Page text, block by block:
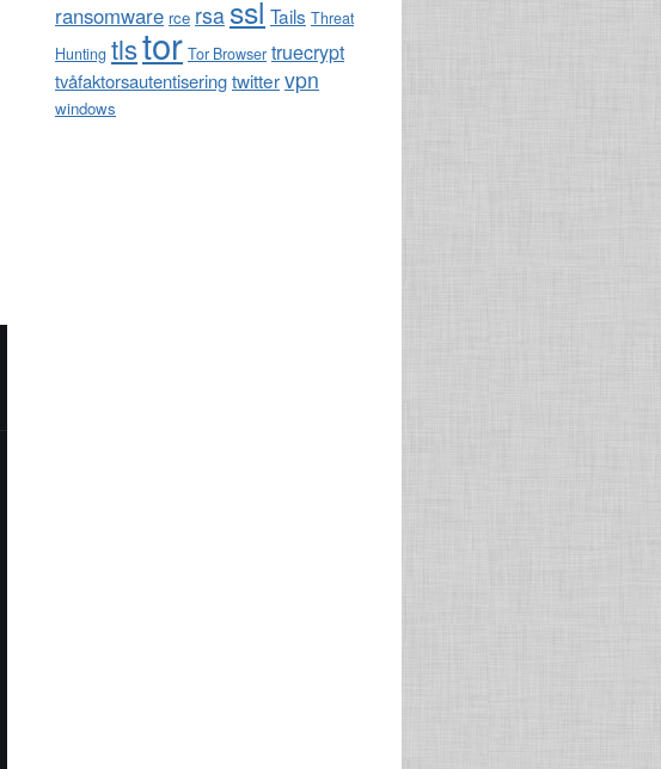
ransomware rce rsa ssl Tails Threat
Hunting tlstor Tor Browser truecrypt
tvåfaktorsautentiseringtwittervpn
windows